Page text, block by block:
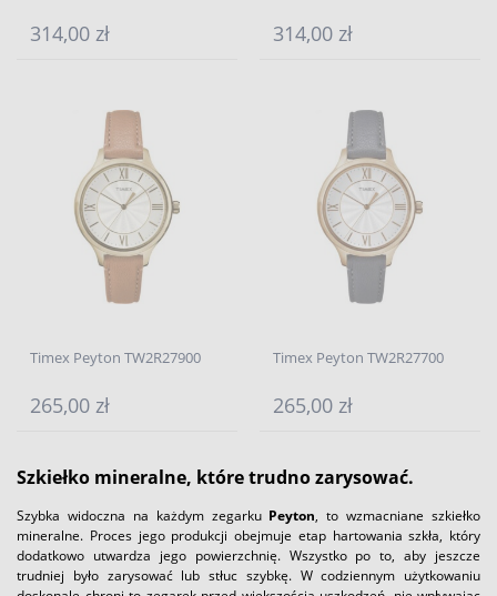
314,00 zł 314,00 zł
Timex Peyton TW2R27900
265,00 zł
Timex Peyton TW2R27700
265,00 zł
Szkiełko mineralne, które trudno zarysować.
Szybka widoczna na każdym zegarku Peyton, to wzmacniane szkiełko
mineralne. Proces jego produkcji obejmuje etap hartowania szkła, który
dodatkowo utwardza jego powierzchnię. Wszystko po to, aby jeszcze
trudniej było zarysować lub stłuc szybkę. W codziennym użytkowaniu